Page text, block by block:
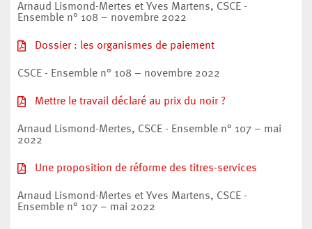
Arnaud Lismond-Mertes et Yves Martens, CSCE -
Ensemble n° 108 – novembre 2022
Dossier : les organismes de paiement
CSCE - Ensemble n° 108 – novembre 2022
Mettre le travail déclaré au prix du noir ?
Arnaud Lismond-Mertes, CSCE - Ensemble n° 107 – mai
2022
Une proposition de réforme des titres-services
Arnaud Lismond-Mertes et Yves Martens, CSCE -
Ensemble n° 107 – mai 2022